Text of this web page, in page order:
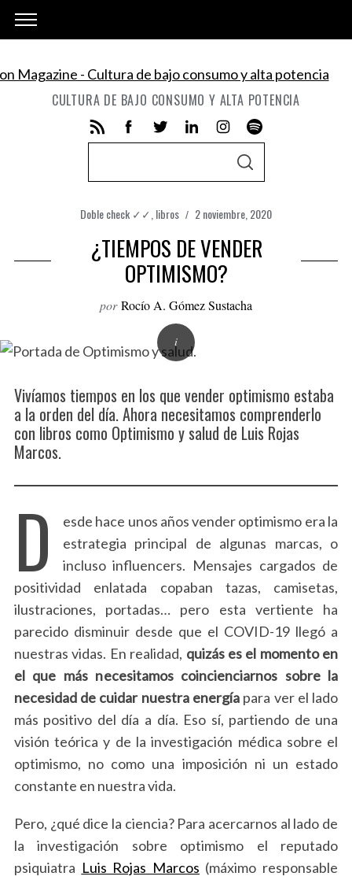
CULTURA DE BAJO CONSUMO Y ALTA POTENCIA
r
h
:
S
C
H
Doble check ✓✓ libros 2 noviembre, 2020
¿TIEMPOS DE VENDER
OPTIMISMO?
por Rocío A. Gómez Sustacha
Vivíamos tiempos en los que vender optimismo estaba
a la orden del día. Ahora necesitamos comprenderlo
con libros como Optimismo y salud de Luis Rojas
Marcos.
D
esde hace unos años vender optimismo era la
estrategia principal de algunas marcas, o
incluso influencers. Mensajes cargados de
positividad enlatada copaban tazas, camisetas,
ilustraciones, portadas… pero esta vertiente ha
parecido disminuir desde que el COVID-19 llegó a
nuestras vidas. En realidad, quizás es el momento en
el que más necesitamos coincienciarnos sobre la
necesidad de cuidar nuestra energía para ver el lado
más positivo del día a día. Eso sí, partiendo de una
visión teórica y de la investigación médica sobre el
optimismo, no como una imposición ni un estado
constante en nuestra vida.
Pero, ¿qué dice la ciencia? Para acercarnos al lado de
la investigación sobre optimismo el reputado
psiquiatra Luis Rojas Marcos (máximo responsable